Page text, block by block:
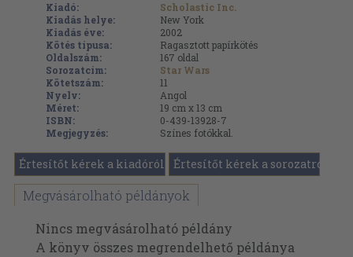
Kiadó:
Scholastic Inc.
Kiadás helye:
New York
Kiadás éve:
2002
Kötés típusa:
Ragasztott papírkötés
Oldalszám:
167 oldal
Sorozatcím:
Star Wars
Kötetszám:
11
Nyelv:
Angol
Méret:
19 cm x 13 cm
ISBN:
0-439-13928-7
Megjegyzés:
Színes fotókkal.
Értesítőt kérek a kiadóról Értesítőt kérek a sorozatról
Megvásárolható példányok
Nincs megvásárolható példány
A könyv összes megrendelhető példánya